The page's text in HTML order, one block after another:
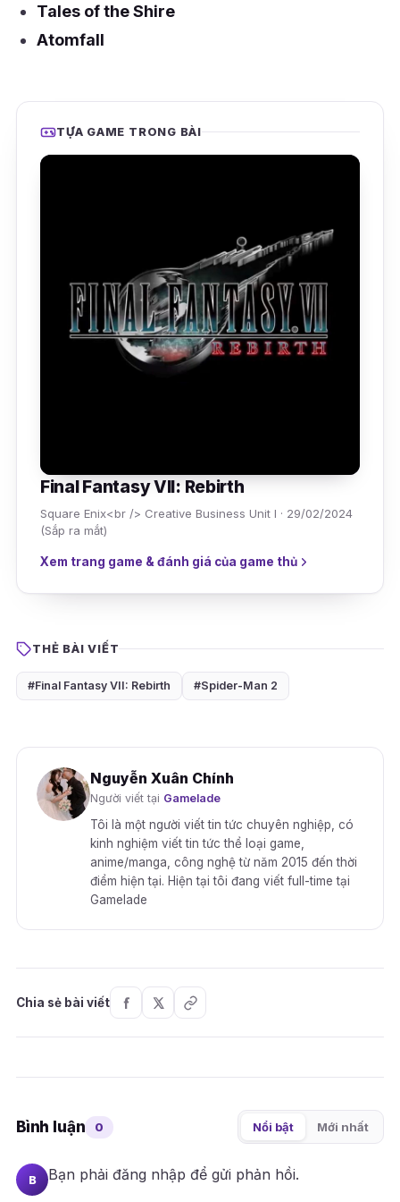
Tales of the Shire
Atomfall
TỰA GAME TRONG BÀI
Final Fantasy VII: Rebirth
Square Enix<br /> Creative Business Unit I · 29/02/2024
(Sắp ra mắt)
Xem trang game & đánh giá của game thủ
THẺ BÀI VIẾT
#Final Fantasy VII: Rebirth #Spider-Man 2
Nguyễn Xuân Chính
Người viết tại Gamelade
Tôi là một người viết tin tức chuyên nghiệp, có
kinh nghiệm viết tin tức thể loại game,
anime/manga, công nghệ từ năm 2015 đến thời
điểm hiện tại. Hiện tại tôi đang viết full-time tại
Gamelade
Chia sẻ bài viết
Bình luận 0 Nổi bật Mới nhất
B Bạn phải đăng nhập để gửi phản hồi.